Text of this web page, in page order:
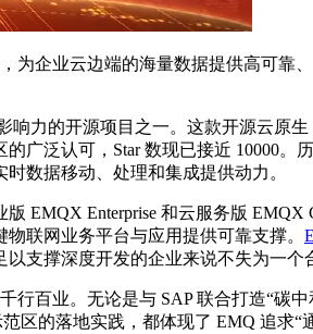
企业云边端的海量数据提供高可靠
力的开源项目之一。这款开源云原
广泛认可，Star 数现已接近 10000。
数据移动、处理和集成提供动力。
EMQX Enterprise 和云服务版
联网业务平台与应用提供可靠支撑。
支撑深度开发的企业来说不失为一个
百业。无论是与 SAP 联合打造“碳
的落地实践，都体现了 EMQ 追求“